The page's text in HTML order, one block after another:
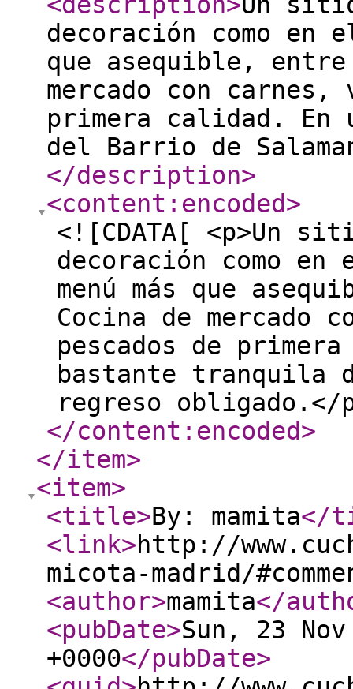
decoración como en
que asequible,
mercado con carnes,
primera calidad. En
del Barrio de
</description>
<content:encoded>
<![CDATA[ <p>Un
decoración como
menú más que
Cocina de mercado
pescados de
bastante tranquila
regreso
</content:encoded>
</item>
<item>
<title>By: mamita</
<link>http://
micota-madrid/
<author>mamita</
<pubDate>Sun, 23
+0000</pubDate>